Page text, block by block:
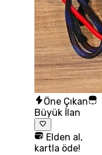
Öne Çıkan
Büyük İlan
Elden al,
kartla öde!